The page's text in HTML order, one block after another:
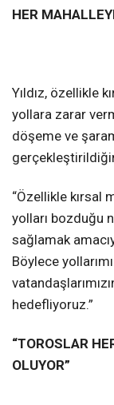
HER
Yıldız, özellikle
yollara zarar
döşeme ve
“Özellikle kırsal
yolları bozduğu
sağlamak
Böylece
hedefliyoruz.”
“TOROSLAR
OLUYOR”